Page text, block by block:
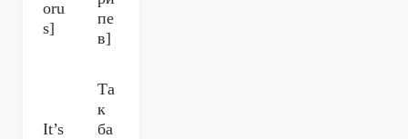
oru
s]
пе
в]
It’s
Та
к
ба